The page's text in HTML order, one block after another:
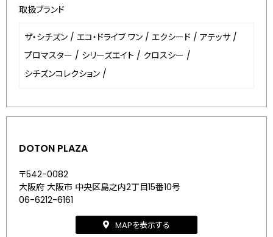
取扱ブランド
ザ・シチズン / エコ・ドライブ ワン / エクシード / アテッサ /
プロマスター / シリーズエイト / クロスシー /
シチズンコレクション /
DOTON PLAZA
〒542-0082
大阪府 大阪市 中央区島之内2丁目15番10号
06-6212-6161
MAPを表示する